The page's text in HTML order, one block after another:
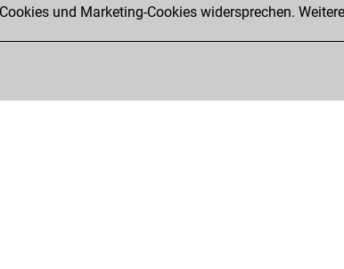
You scored +3 =2 -5 in slow
und Marketing-Cookies widersprechen.